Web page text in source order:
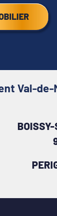
Val-de-